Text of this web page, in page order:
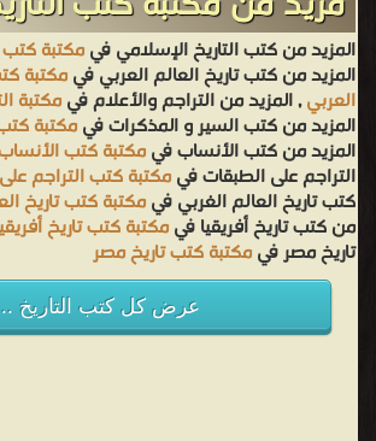
المزيد من كتب التاريخ الإسلامي فيمكتبة كتب
المزيد من كتب تاريخ العالم العربي فيمكتبة
العربي, المزيد من التراجم والأعلام فيمكتبة
المزيد من كتب السير و المذكرات فيمكتبة
المزيد من كتب الأنساب فيمكتبة كتب
التراجم على الطبقات فيمكتبة كتب التراجم
كتب تاريخ العالم الغربي فيمكتبة كتب تاريخ
من كتب تاريخ أفريقيا فيمكتبة كتب تاريخ
تاريخ مصر فيمكتبة كتب تاريخ مصر
عرض كل كتب التاريخ ..